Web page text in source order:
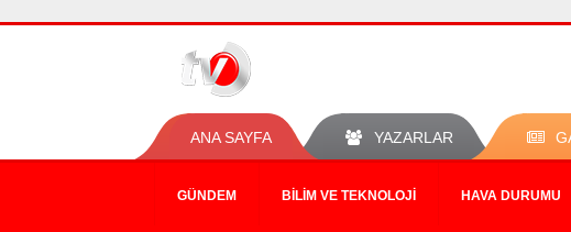
ANA SAYFA YAZARLAR
GÜNDEM BILIM VE TEKNOLOJI HAVA DURUMU